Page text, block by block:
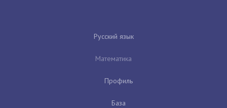
Русский язык
Математика
Профиль
База